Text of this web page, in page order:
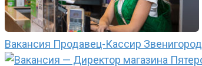
Вакансия Продавец-Кассир Звенигород